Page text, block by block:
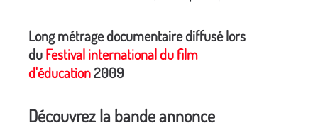
Long métrage documentaire diffusé lors
duFestival international du film
d'éducation2009
Découvrez la bande annonce